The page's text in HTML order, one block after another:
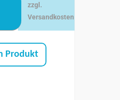
zzgl.
Versandkosten
Produkt